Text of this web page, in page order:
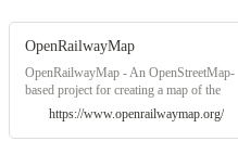
OpenRailwayMap
OpenRailwayMap - An OpenStreetMap-
based project for creating a map of the
world's railway infrastructure.
https://www.openrailwaymap.org/